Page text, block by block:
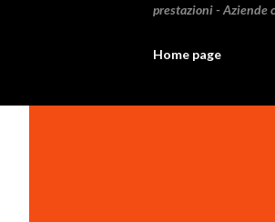
prestazioni - Aziende
Home page